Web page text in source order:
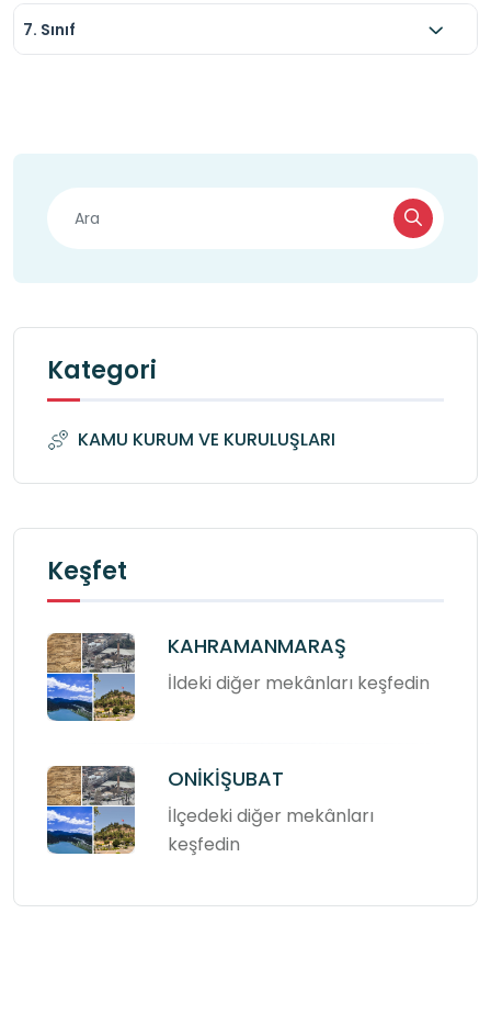
7. Sınıf
Kategori
KAMU KURUM VE KURULUŞLARI
Keşfet
KAHRAMANMARAŞ
İldeki diğer mekânları keşfedin
ONİKİŞUBAT
İlçedeki diğer mekânları
keşfedin